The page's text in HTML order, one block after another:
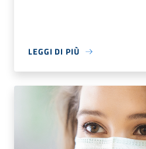
LEGGI DI PIÙ